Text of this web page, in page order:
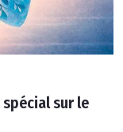
sur le